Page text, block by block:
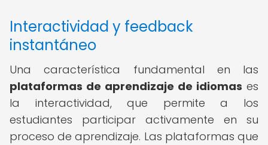
Interactividad y feedback
instantáneo
Una característica fundamental en las
plataformas de aprendizaje de idiomas es
la interactividad, que permite a los
estudiantes participar activamente en su
proceso de aprendizaje. Las plataformas que